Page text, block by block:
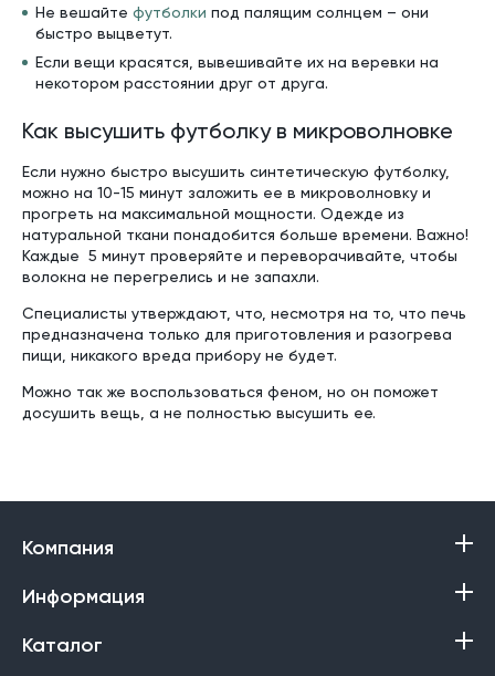
Не вешайте футболки под палящим солнцем – они
быстро выцветут.
Если вещи красятся, вывешивайте их на веревки на
некотором расстоянии друг от друга.
Как высушить футболку в микроволновке
Если нужно быстро высушить синтетическую футболку,
можно на 10-15 минут заложить ее в микроволновку и
прогреть на максимальной мощности. Одежде из
натуральной ткани понадобится больше времени. Важно!
Каждые 5 минут проверяйте и переворачивайте, чтобы
волокна не перегрелись и не запахли.
Специалисты утверждают, что, несмотря на то, что печь
предназначена только для приготовления и разогрева
пищи, никакого вреда прибору не будет.
Можно так же воспользоваться феном, но он поможет
досушить вещь, а не полностью высушить ее.
Компания
Информация
Каталог